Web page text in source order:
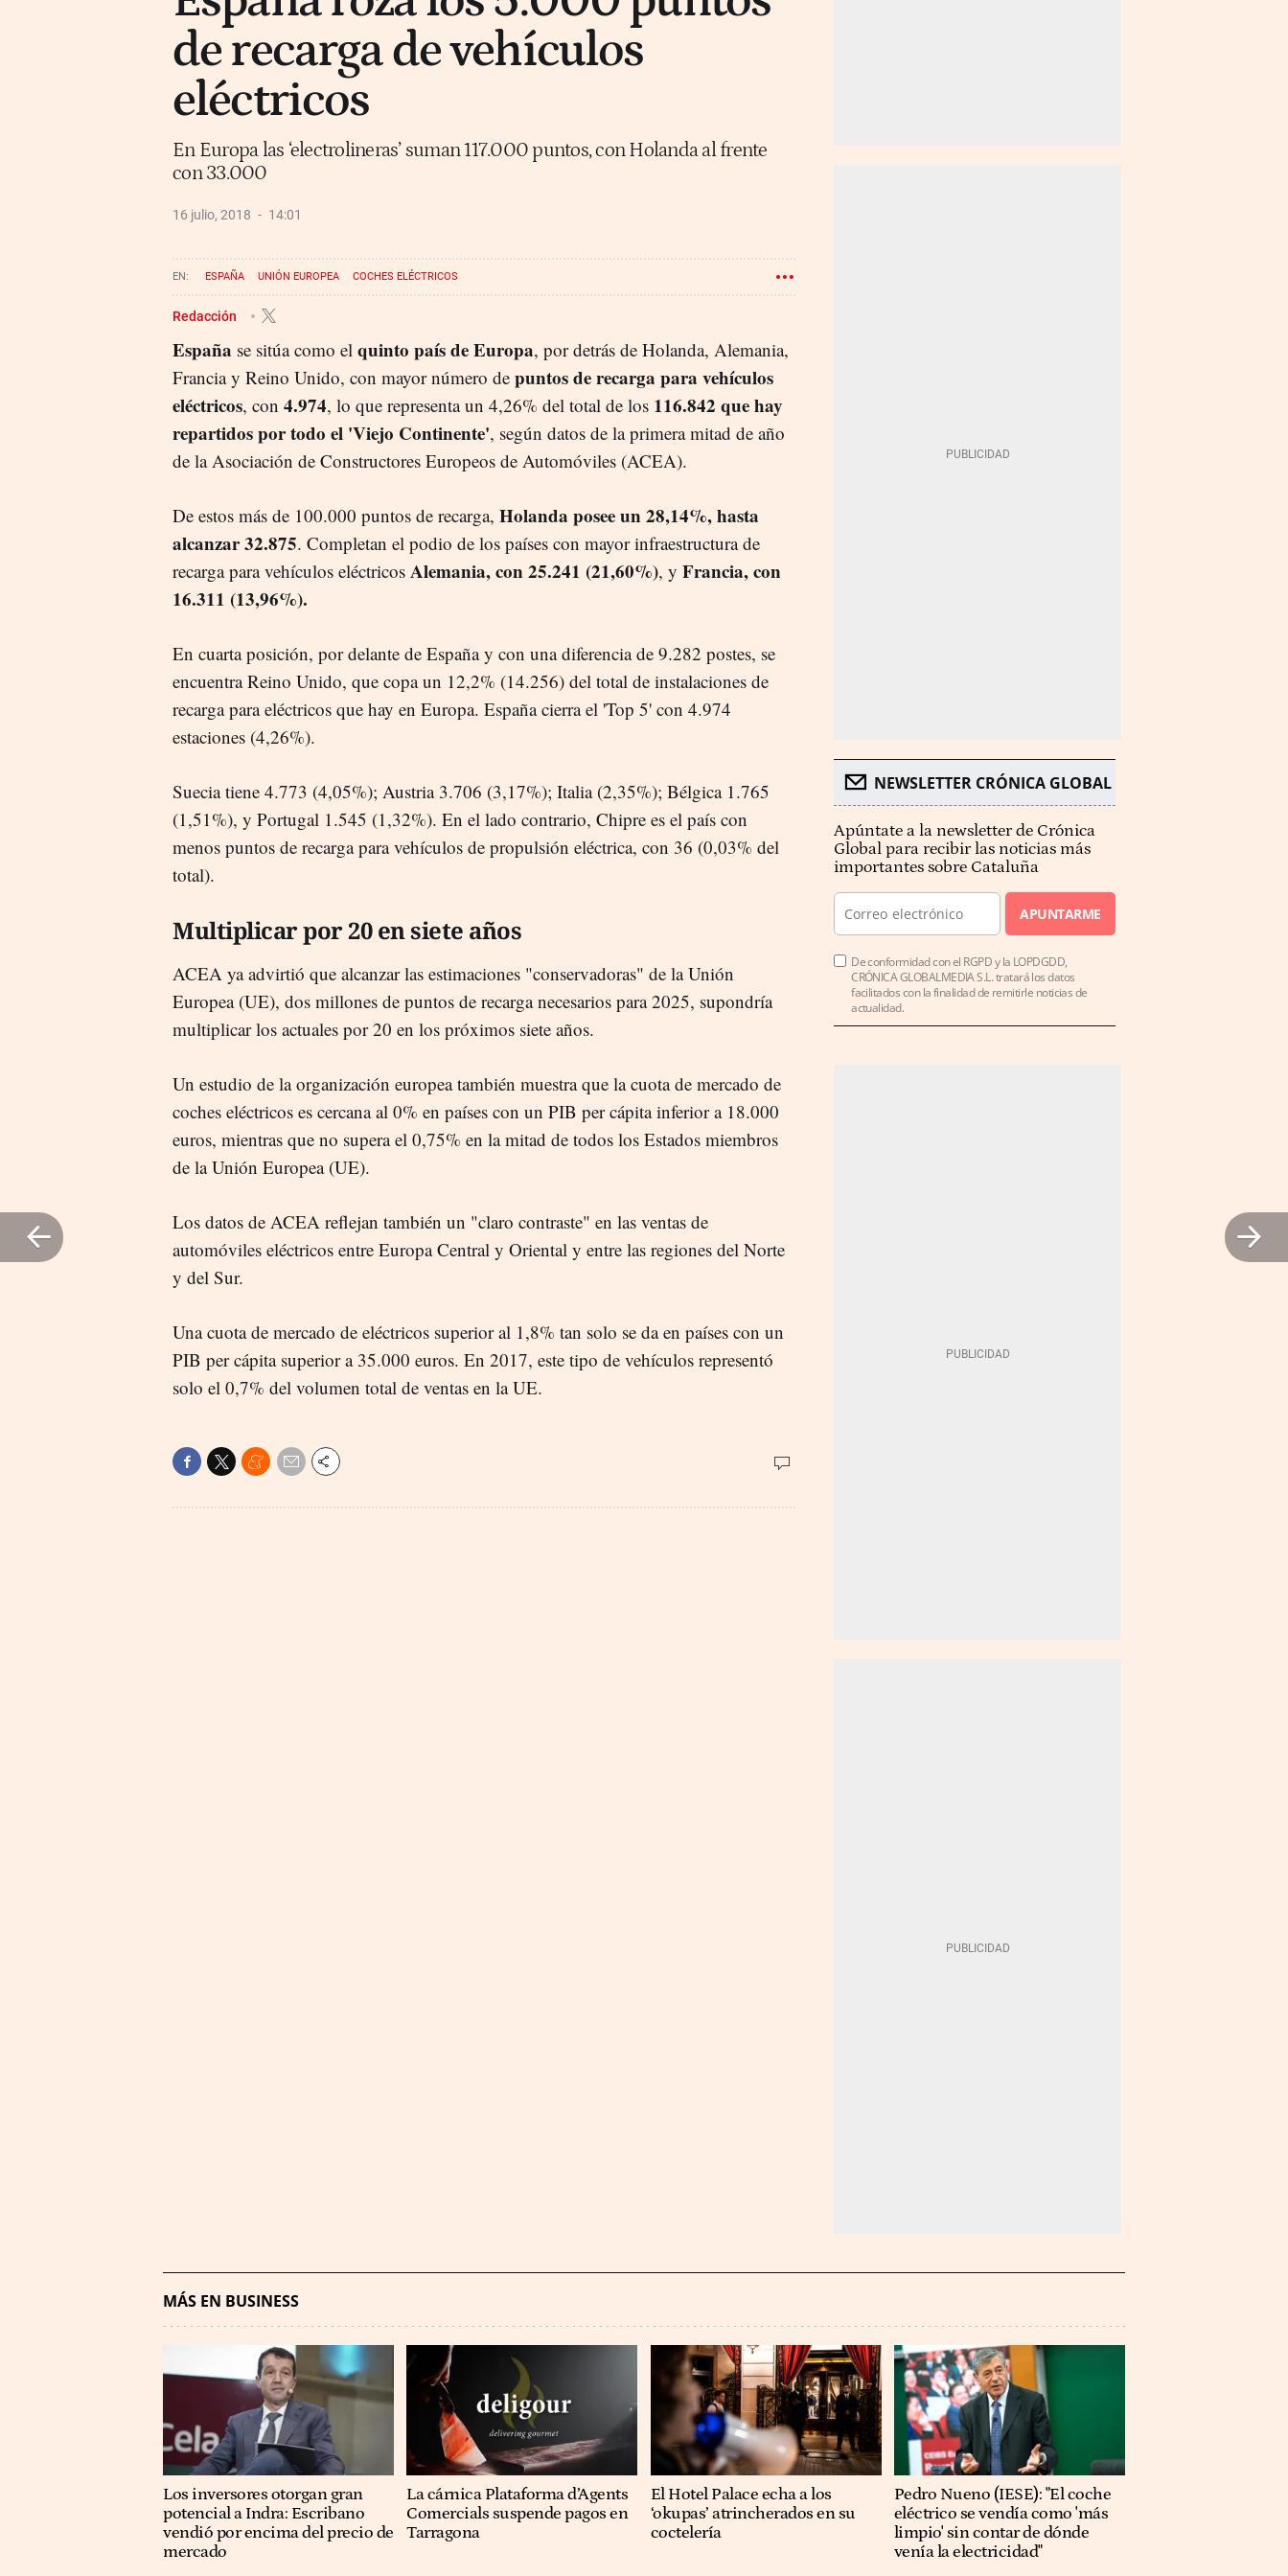
de recarga de vehículos
eléctricos
En Europa las ‘electrolineras’ suman 117.000 puntos, con Holanda al frente
con 33.000
16 julio, 2018 14:01
ESPAÑA UNIÓN EUROPEA COCHES ELÉCTRICOS
Redacción
España se sitúa como el quinto país de Europa, por detrás de Holanda, Alemania,
Francia y Reino Unido, con mayor número de puntos de recarga para vehículos
eléctricos, con 4.974, lo que representa un 4,26% del total de los 116.842 que hay
repartidos por todo el 'Viejo Continente', según datos de la primera mitad de año
de la Asociación de Constructores Europeos de Automóviles (ACEA).
De estos más de 100.000 puntos de recarga, Holanda posee un 28,14%, hasta
alcanzar 32.875. Completan el podio de los países con mayor infraestructura de
recarga para vehículos eléctricos Alemania, con 25.241 (21,60%), y Francia, con
16.311 (13,96%).
En cuarta posición, por delante de España y con una diferencia de 9.282 postes, se
encuentra Reino Unido, que copa un 12,2% (14.256) del total de instalaciones de
recarga para eléctricos que hay en Europa. España cierra el 'Top 5' con 4.974
estaciones (4,26%).
Suecia tiene 4.773 (4,05%); Austria 3.706 (3,17%); Italia (2,35%); Bélgica 1.765
(1,51%), y Portugal 1.545 (1,32%). En el lado contrario, Chipre es el país con
menos puntos de recarga para vehículos de propulsión eléctrica, con 36 (0,03% del
total).
Multiplicar por 20 en siete años
ACEA ya advirtió que alcanzar las estimaciones "conservadoras" de la Unión
Europea (UE), dos millones de puntos de recarga necesarios para 2025, supondría
multiplicar los actuales por 20 en los próximos siete años.
Un estudio de la organización europea también muestra que la cuota de mercado de
coches eléctricos es cercana al 0% en países con un PIB per cápita inferior a 18.000
euros, mientras que no supera el 0,75% en la mitad de todos los Estados miembros
de la Unión Europea (UE).
Los datos de ACEA reflejan también un "claro contraste" en las ventas de
automóviles eléctricos entre Europa Central y Oriental y entre las regiones del Norte
y del Sur.
Una cuota de mercado de eléctricos superior al 1,8% tan solo se da en países con un
PIB per cápita superior a 35.000 euros. En 2017, este tipo de vehículos representó
solo el 0,7% del volumen total de ventas en la UE.
NEWSLETTER CRÓNICA GLOBAL
Apúntate a la newsletter de Crónica
Global para recibir las noticias más
importantes sobre Cataluña
APUNTARME
De conformidad con el RGPD y la LOPDGDD,
CRÓNICA GLOBALMEDIA S.L. tratará los datos
facilitados con la finalidad de remitirle noticias de
actualidad.
MÁS EN BUSINESS
Los inversores otorgan gran
potencial a Indra: Escribano
vendió por encima del precio de
mercado
La cárnica Plataforma d’Agents
Comercials suspende pagos en
Tarragona
El Hotel Palace echa a los
‘okupas’ atrincherados en su
coctelería
Pedro Nueno (IESE): "El coche
eléctrico se vendía como 'más
limpio' sin contar de dónde
venía la electricidad"